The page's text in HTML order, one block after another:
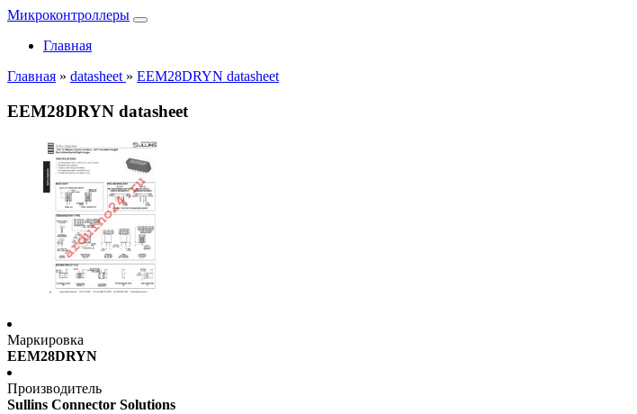
Микроконтроллеры
Главная
Главная » datasheet » EEM28DRYN datasheet
EEM28DRYN datasheet
Маркировка
EEM28DRYN
Производитель
Sullins Connector Solutions